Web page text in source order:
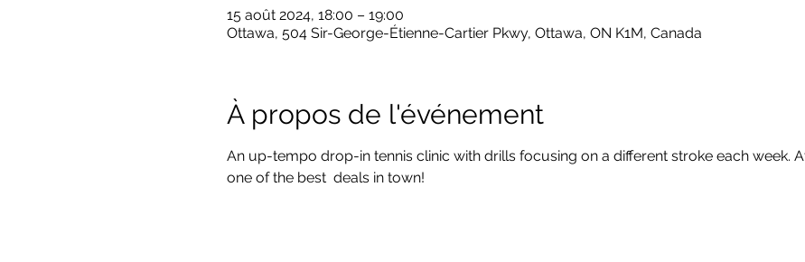
15 août 2024, 18:00 – 19:00
Ottawa, 504 Sir-George-Étienne-Cartier Pkwy, Ottawa, ON K1M, Canada
À propos de l'événement
An up-tempo drop-in tennis clinic with drills focusing on a different stroke each week.
one of the best  deals in town!